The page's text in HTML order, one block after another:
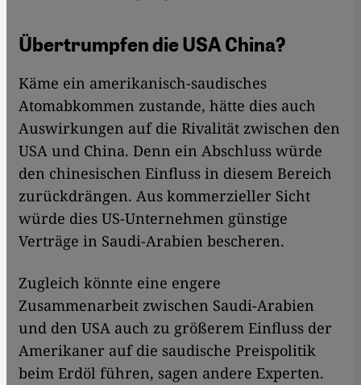
Übertrumpfen die USA China?
Käme ein amerikanisch-saudisches
Atomabkommen zustande, hätte dies auch
Auswirkungen auf die Rivalität zwischen den
USA und China. Denn ein Abschluss würde
den chinesischen Einfluss in diesem Bereich
zurückdrängen. Aus kommerzieller Sicht
würde dies US-Unternehmen günstige
Verträge in Saudi-Arabien bescheren.
Zugleich könnte eine engere
Zusammenarbeit zwischen Saudi-Arabien
und den USA auch zu größerem Einfluss der
Amerikaner auf die saudische Preispolitik
beim Erdöl führen, sagen andere Experten.